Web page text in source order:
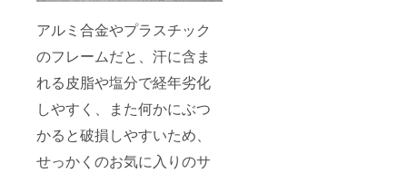
アルミ合金やプラスチック
のフレームだと、汗に含ま
れる皮脂や塩分で経年劣化
しやすく、また何かにぶつ
かると破損しやすいため、
せっかくのお気に入りのサ